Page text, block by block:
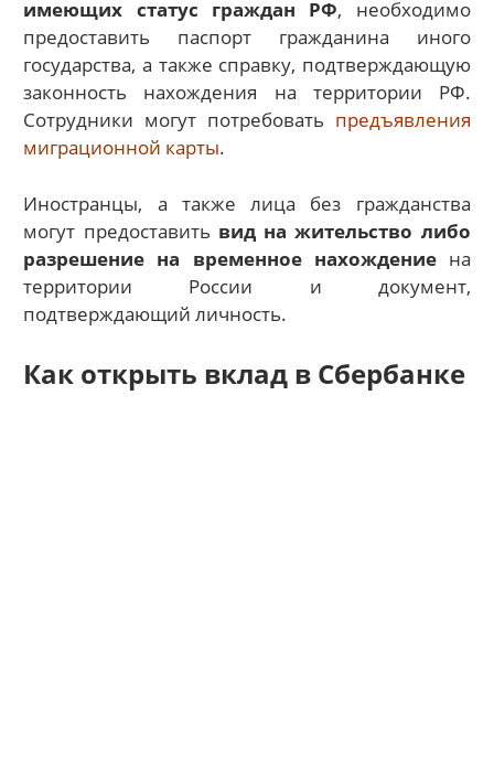
имеющих статус граждан РФ, необходимо
предоставить паспорт гражданина иного
государства, а также справку, подтверждающую
законность нахождения на территории РФ.
Сотрудники могут потребовать предъявления
миграционной карты.
Иностранцы, а также лица без гражданства
могут предоставить вид на жительство либо
разрешение на временное нахождение на
территории России и документ,
подтверждающий личность.
Как открыть вклад в Сбербанке